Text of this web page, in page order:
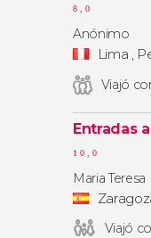
8,0
Anónimo
Lima ,
Viajó
Entradas
10,0
Maria Teresa
Viajó